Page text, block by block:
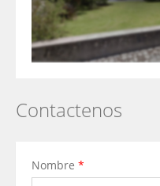
Contactenos
Nombre *